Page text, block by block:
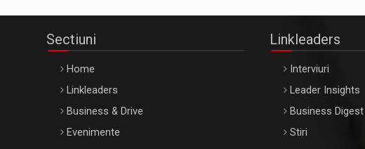
Sectiuni
Home
Linkleaders
Business & Drive
Evenimente
Linkleaders
Interviuri
Leader Insights
Business Digest
Stiri